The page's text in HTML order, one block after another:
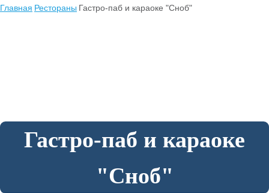
Главная Рестораны Гастро-паб и караоке "Сноб"
Гастро-паб и караоке
"Сноб"